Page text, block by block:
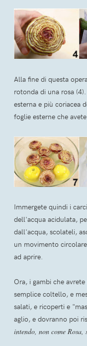
Alla fine di questa
rotonda di una rosa
esterna e più coriacea
foglie esterne che
Immergete quindi i
dell'acqua acidulata,
dall'acqua, scolateli,
un movimento
ad aprire.
Ora, i gambi che
semplice coltello, e
salati, e ricoperti e
aglio, e dovranno poi
intendo, non come Rosa,